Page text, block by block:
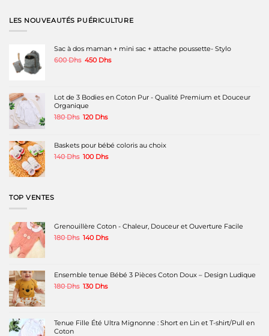
être
du
LES NOUVEAUTÉS PUÉRICULTURE
Sac à dos maman + mini sac + attache poussette- Stylo
600Dhs Le
600 Dhs.
450 DhsLe
450 Dhs.
Lot de 3 Bodies en Coton Pur - Qualité Premium et Douceur
Organique
180Dhs Le
était :
180 Dhs.
120 DhsLe
est :
120 Dhs.
Baskets pour bébé coloris au choix
140Dhs Le
100 DhsLe
TOP VENTES
Grenouillère Coton - Chaleur, Douceur et Ouverture Facile
180Dhs Le
140 DhsLe
140 Dhs.
Ensemble tenue Bébé 3 Pièces Coton Doux – Design Ludique
180Dhs Le
180 Dhs.
130 DhsLe
130 Dhs.
Tenue Fille Été Ultra Mignonne : Short en Lin et T-shirt/Pull en
Coton